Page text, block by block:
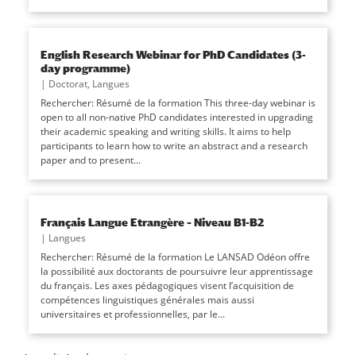
English Research Webinar for PhD Candidates (3-
day programme)
| Doctorat, Langues
Rechercher: Résumé de la formation This three-day webinar is
open to all non-native PhD candidates interested in upgrading
their academic speaking and writing skills. It aims to help
participants to learn how to write an abstract and a research
paper and to present...
Français Langue Etrangère – Niveau B1-B2
| Langues
Rechercher: Résumé de la formation Le LANSAD Odéon offre
la possibilité aux doctorants de poursuivre leur apprentissage
du français. Les axes pédagogiques visent l’acquisition de
compétences linguistiques générales mais aussi
universitaires et professionnelles, par le...